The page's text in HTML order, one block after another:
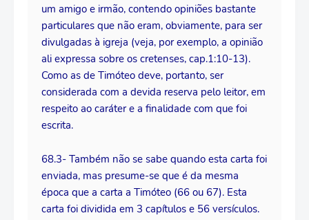
um amigo e irmão, contendo opiniões bastante
particulares que não eram, obviamente, para ser
divulgadas à igreja (veja, por exemplo, a opinião
ali expressa sobre os cretenses, cap.1:10-13).
Como as de Timóteo deve, portanto, ser
considerada com a devida reserva pelo leitor, em
respeito ao caráter e a finalidade com que foi
escrita.
68.3- Também não se sabe quando esta carta foi
enviada, mas presume-se que é da mesma
época que a carta a Timóteo (66 ou 67). Esta
carta foi dividida em 3 capítulos e 56 versículos.